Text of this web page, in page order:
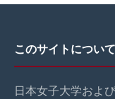
このサイトについて
日本女子大学およ